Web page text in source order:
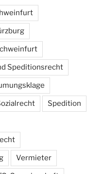
Speditionsrecht
Spedition
Vermieter